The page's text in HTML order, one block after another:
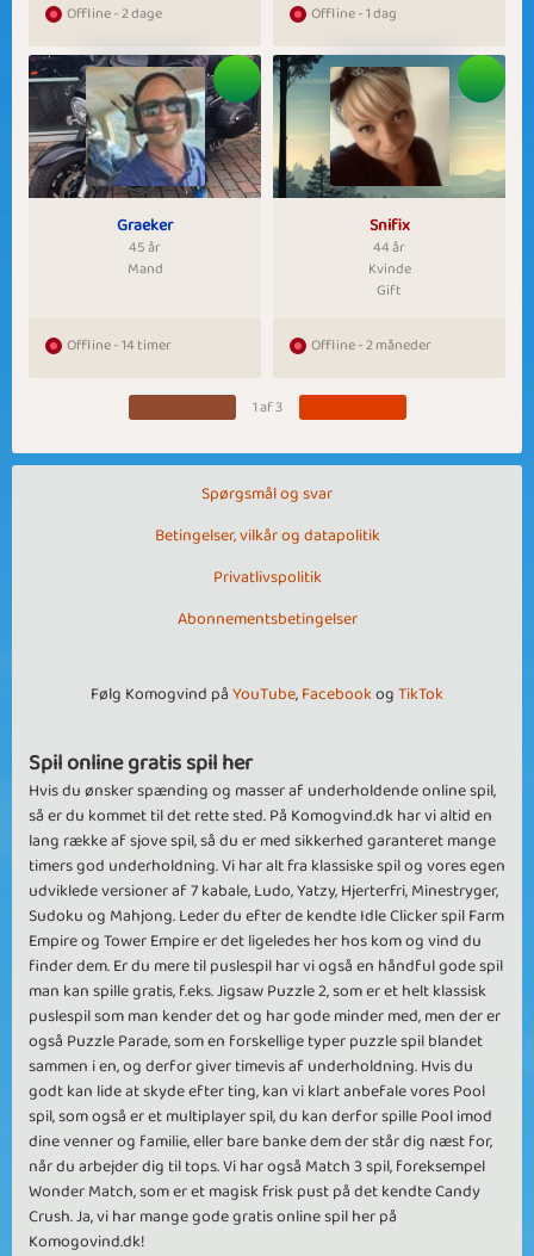
Offline - 2 dage Offline - 1 dag
Graeker
45 år
Mand
Offline - 14 timer
Snifix
44 år
Kvinde
Gift
Offline - 2 måneder
1 af 3
Spørgsmål og svar
Betingelser, vilkår og datapolitik
Privatlivspolitik
Abonnementsbetingelser
Følg Komogvind påYouTube,FacebookogTikTok
Spil online gratis spil her
Hvis du ønsker spænding og masser af underholdende online spil,
så er du kommet til det rette sted. På Komogvind.dk har vi altid en
lang række af sjove spil, så du er med sikkerhed garanteret mange
timers god underholdning. Vi har alt fra klassiske spil og vores egen
udviklede versioner af 7 kabale, Ludo, Yatzy, Hjerterfri, Minestryger,
Sudoku og Mahjong. Leder du efter de kendte Idle Clicker spil Farm
Empire og Tower Empire er det ligeledes her hos kom og vind du
finder dem. Er du mere til puslespil har vi også en håndful gode spil
man kan spille gratis, f.eks. Jigsaw Puzzle 2, som er et helt klassisk
puslespil som man kender det og har gode minder med, men der er
også Puzzle Parade, som en forskellige typer puzzle spil blandet
sammen i en, og derfor giver timevis af underholdning. Hvis du
godt kan lide at skyde efter ting, kan vi klart anbefale vores Pool
spil, som også er et multiplayer spil, du kan derfor spille Pool imod
dine venner og familie, eller bare banke dem der står dig næst for,
når du arbejder dig til tops. Vi har også Match 3 spil, foreksempel
Wonder Match, som er et magisk frisk pust på det kendte Candy
Crush. Ja, vi har mange gode gratis online spil her på
Komogovind.dk!